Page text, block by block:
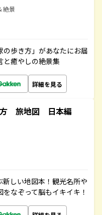
絶景
歩き方」があなたにお届
と癒やしの絶景集
詳細を見る
方 旅地図 日本編
しい地図本！観光名所や
なぞって脳もイキイキ！